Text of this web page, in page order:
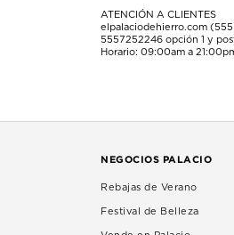
ATENCIÓN A CLIENTES
elpalaciodehierro.com
5557252246 opción 1 y
Horario: 09:00am a
NEGOCIOS PALACIO
Rebajas de Verano
Festival de Belleza